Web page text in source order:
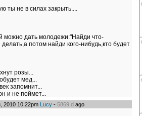
ты не в силах закрыть....
можно дать молодежи:"Найди что-
потом найди кого-нибудь,кто будет
розы...
мед...
запомнит...
и не поймет...
2010 10:22pm Lucy - 5869 d ago